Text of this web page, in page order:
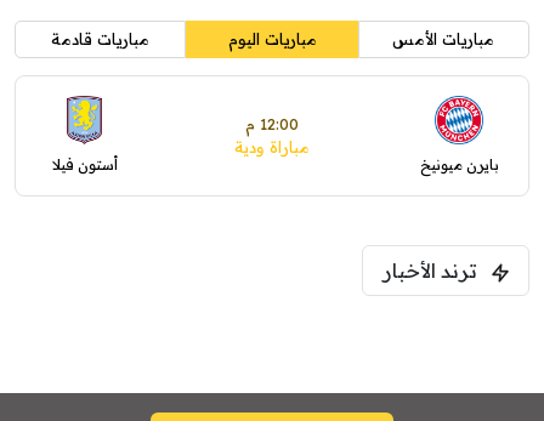
مباريات الأمس مباريات اليوم مباريات قادمة
بايرن ميونيخ
12:00 م
مباراة ودية
أستون فيلا
ترند الأخبار